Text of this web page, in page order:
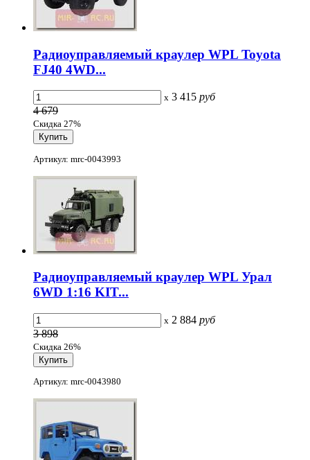
Радиоуправляемый краулер WPL Toyota
FJ40 4WD...
x 3 415 руб
4 679
Скидка 27%
Артикул: mrc-0043993
Радиоуправляемый краулер WPL Урал
6WD 1:16 KIT...
x 2 884 руб
3 898
Скидка 26%
Артикул: mrc-0043980